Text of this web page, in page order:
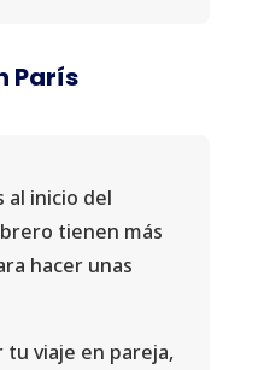
París
al inicio del
tienen más
hacer unas
tu viaje en pareja,